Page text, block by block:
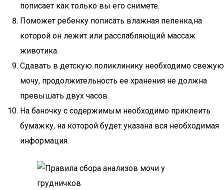
пописает как только вы его снимете.
Поможет ребенку пописать влажная пеленка,на
которой он лежит или расслабляющий массаж
животика.
Сдавать в детскую поликлинику необходимо свежую
мочу, продолжительность ее хранения не должна
превышать двух часов.
На баночку с содержимым необходимо приклеить
бумажку, на которой будет указана вся необходимая
информация.